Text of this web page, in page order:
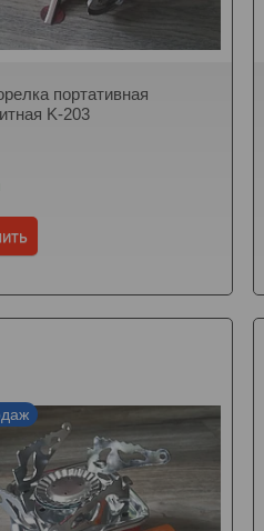
портативная
K-203